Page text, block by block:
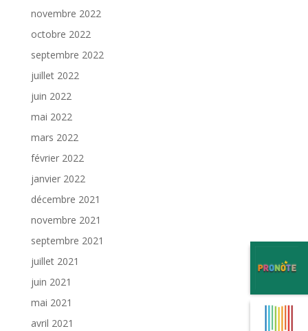
novembre 2022
octobre 2022
septembre 2022
juillet 2022
juin 2022
mai 2022
mars 2022
février 2022
janvier 2022
décembre 2021
novembre 2021
septembre 2021
juillet 2021
juin 2021
mai 2021
avril 2021